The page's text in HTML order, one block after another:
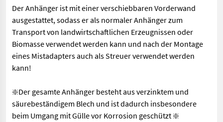
Der Anhänger ist mit einer verschiebbaren Vorderwand
ausgestattet, sodass er als normaler Anhänger zum
Transport von landwirtschaftlichen Erzeugnissen oder
Biomasse verwendet werden kann und nach der Montage
eines Mistadapters auch als Streuer verwendet werden
kann!
❇️Der gesamte Anhänger besteht aus verzinktem und
säurebeständigem Blech und ist dadurch insbesondere
beim Umgang mit Gülle vor Korrosion geschützt ❇️